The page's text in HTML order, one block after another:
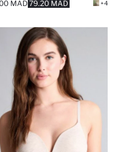
79.20 MAD
MAD +4